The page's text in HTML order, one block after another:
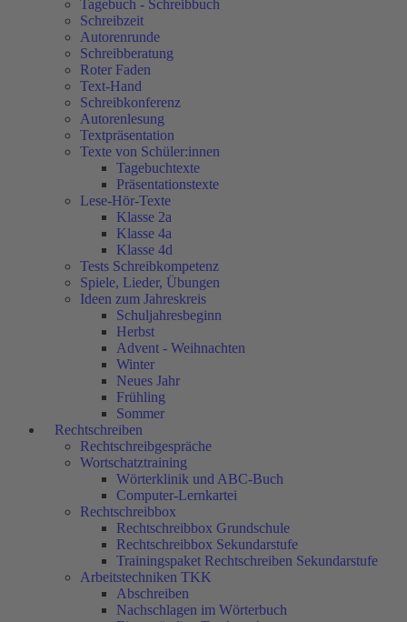
Tagebuch - Schreibbuch
Schreibzeit
Autorenrunde
Schreibberatung
Roter Faden
Text-Hand
Schreibkonferenz
Autorenlesung
Textpräsentation
Texte von Schüler:innen
Tagebuchtexte
Präsentationstexte
Lese-Hör-Texte
Klasse 2a
Klasse 4a
Klasse 4d
Tests Schreibkompetenz
Spiele, Lieder, Übungen
Ideen zum Jahreskreis
Schuljahresbeginn
Herbst
Advent - Weihnachten
Winter
Neues Jahr
Frühling
Sommer
Rechtschreiben
Rechtschreibgespräche
Wortschatztraining
Wörterklinik und ABC-Buch
Computer-Lernkartei
Rechtschreibbox
Rechtschreibbox Grundschule
Rechtschreibbox Sekundarstufe
Trainingspaket Rechtschreiben Sekundarstufe
Arbeitstechniken TKK
Abschreiben
Nachschlagen im Wörterbuch